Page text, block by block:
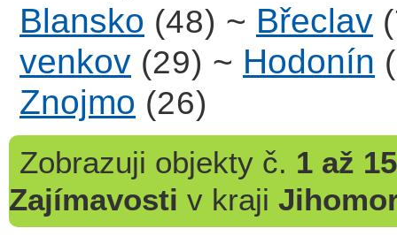
Blansko (48) ~ Břeclav
venkov (29) ~ Hodonín
Znojmo (26)
Zobrazuji objekty č. 1 až 15
Zajímavosti v kraji